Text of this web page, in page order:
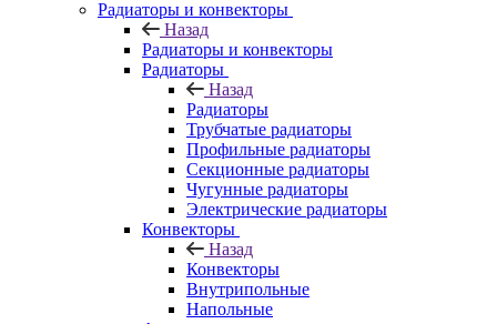
Радиаторы и конвекторы
Назад
Радиаторы и конвекторы
Радиаторы
Назад
Радиаторы
Трубчатые радиаторы
Профильные радиаторы
Секционные радиаторы
Чугунные радиаторы
Электрические радиаторы
Конвекторы
Назад
Конвекторы
Внутрипольные
Напольные